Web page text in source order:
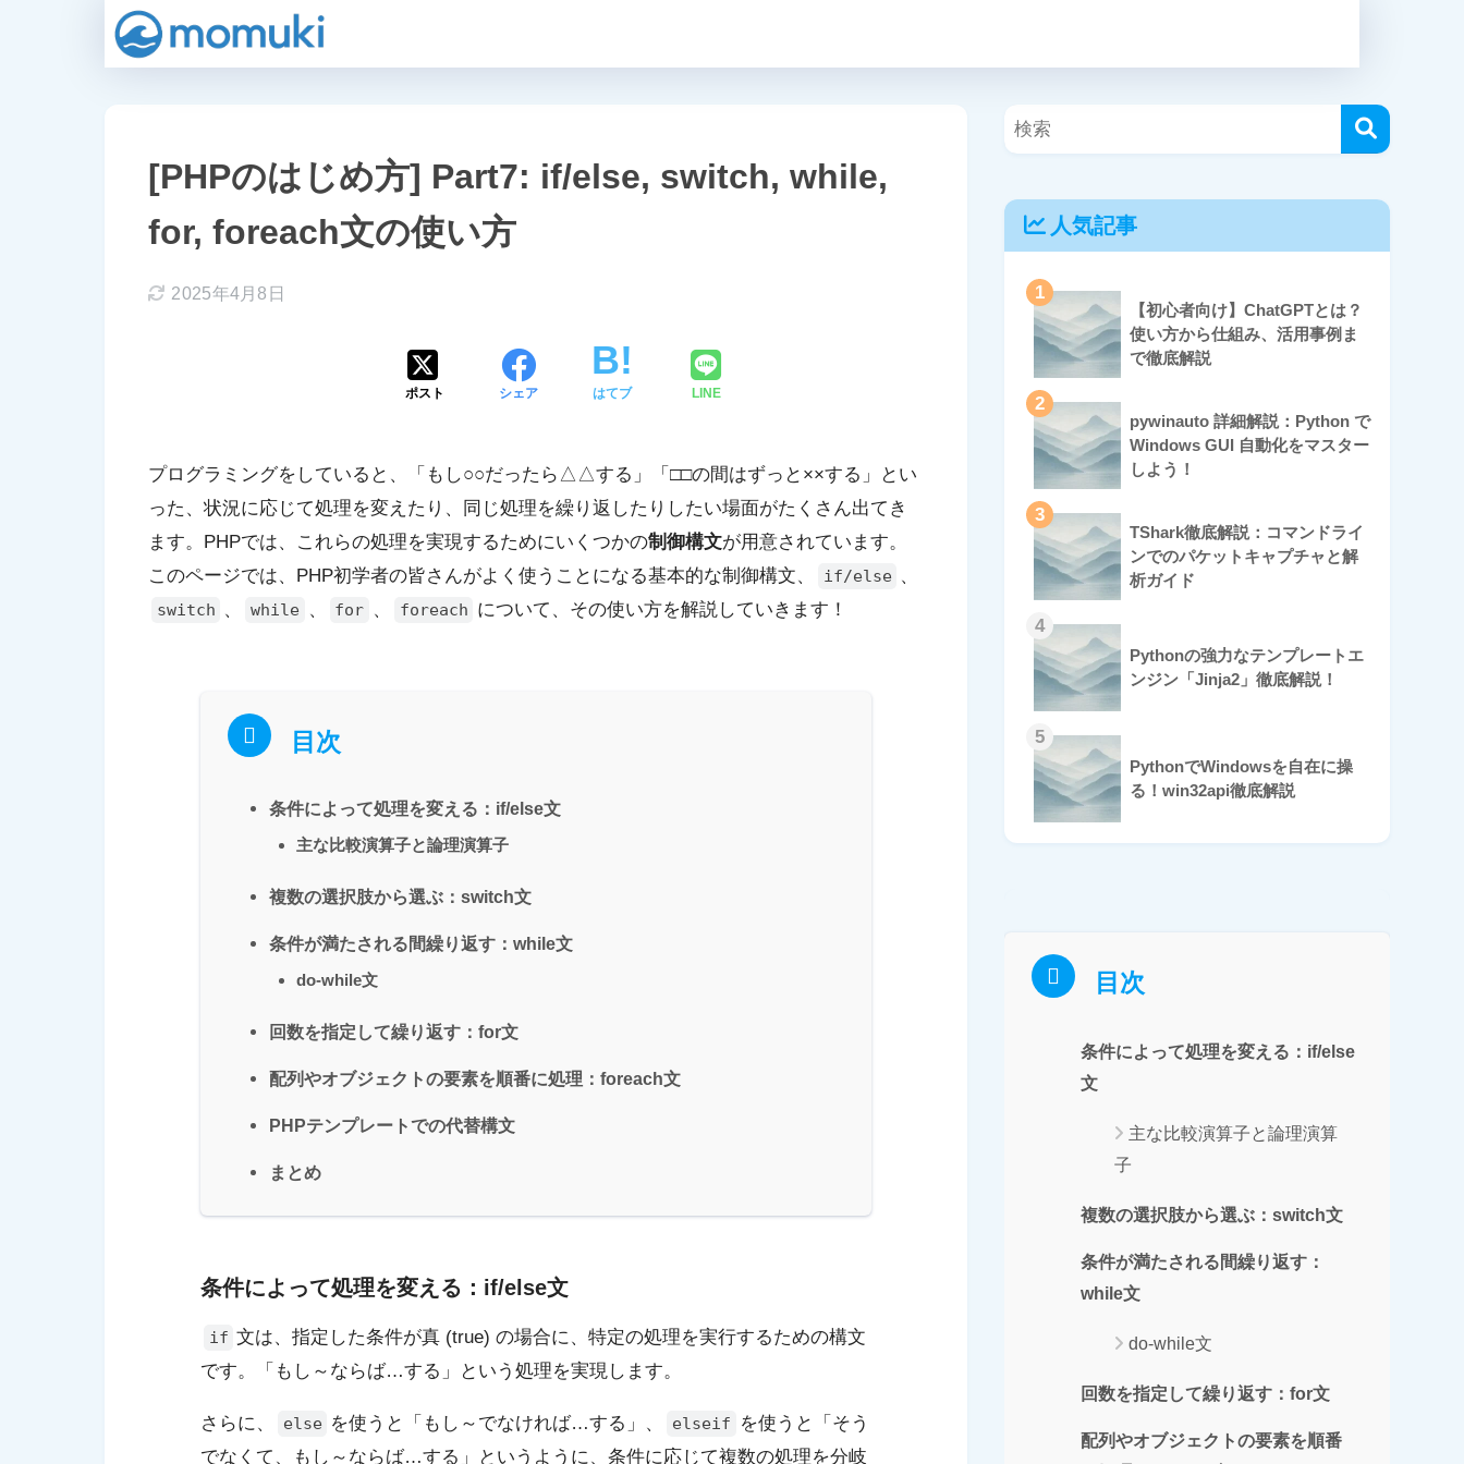
[PHPのはじめ方] Part7: if/else, switch, while,
for, foreach文の使い方
2025年4月8日
ポスト シェア はてブ LINE
プログラミングをしていると、「もし○○だったら△△する」「□□の間はずっと××する」とい
った、状況に応じて処理を変えたり、同じ処理を繰り返したりしたい場面がたくさん出てき
ます。PHPでは、これらの処理を実現するためにいくつかの制御構文が用意されています。
このページでは、PHP初学者の皆さんがよく使うことになる基本的な制御構文、
if/else 、
switch 、 while 、 for 、 foreach について、その使い方を解説していきます！
目次
条件によって処理を変える：if/else文
主な比較演算子と論理演算子
複数の選択肢から選ぶ：switch文
条件が満たされる間繰り返す：while文
do-while文
回数を指定して繰り返す：for文
配列やオブジェクトの要素を順番に処理：foreach文
PHPテンプレートでの代替構文
まとめ
条件によって処理を変える：if/else文
if 文は、指定した条件が真 (true) の場合に、特定の処理を実行するための構文
です。「もし～ならば…する」という処理を実現します。
さらに、 else を使うと「もし～でなければ…する」、 elseif
を使うと「そう
でなくて、もし～ならば…する」というように、条件に応じて複数の処理を分岐
人気記事
1
【初心者向け】ChatGPTとは？
使い方から仕組み、活用事例ま
で徹底解説
2
pywinauto 詳細解説：Python で
Windows GUI 自動化をマスター
しよう！
3
TShark徹底解説：コマンドライ
ンでのパケットキャプチャと解
析ガイド
4
Pythonの強力なテンプレートエ
ンジン「Jinja2」徹底解説！
5
PythonでWindowsを自在に操
る！win32api徹底解説
目次
条件によって処理を変える：if/else
文
主な比較演算子と論理演算
子
複数の選択肢から選ぶ：switch文
条件が満たされる間繰り返す：
while文
do-while文
回数を指定して繰り返す：for文
配列やオブジェクトの要素を順番